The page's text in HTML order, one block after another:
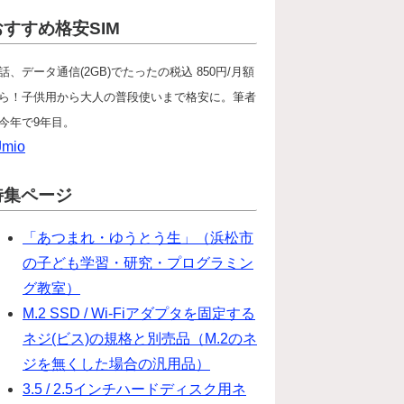
すすめ格安SIM
、データ通信(2GB)でたったの税込 850円/月額
！子供用から大人の普段使いまで格安に。筆者
年で9年目。
集ページ
「あつまれ・ゆうとう生」（浜松市
の子ども学習・研究・プログラミン
グ教室）
M.2 SSD / Wi-Fiアダプタを固定する
ネジ(ビス)の規格と別売品（M.2のネ
ジを無くした場合の汎用品）
3.5 / 2.5インチハードディスク用ネ